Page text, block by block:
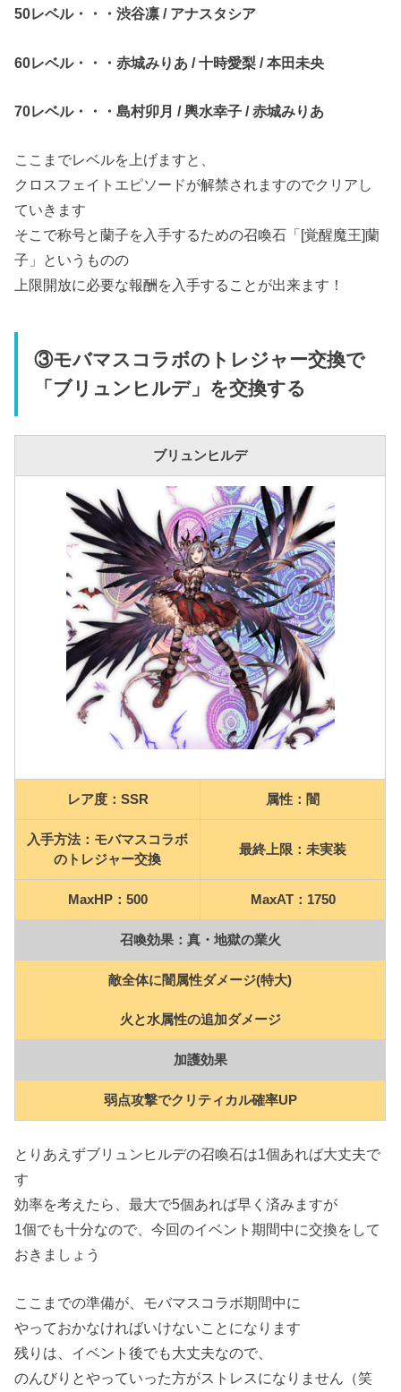
50レベル・・・渋谷凛 / アナスタシア
60レベル・・・赤城みりあ / 十時愛梨 / 本田未央
70レベル・・・島村卯月 / 輿水幸子 / 赤城みりあ
ここまでレベルを上げますと、
クロスフェイトエピソードが解禁されますのでクリアし
ていきます
そこで称号と蘭子を入手するための召喚石「[覚醒魔王]蘭
子」というものの
上限開放に必要な報酬を入手することが出来ます！
③モバマスコラボのトレジャー交換で
「ブリュンヒルデ」を交換する
ブリュンヒルデ
レア度：SSR 属性：闇
入手方法： モバマスコラボ
のトレジャー交換
最終上限：未実装
MaxHP：500 MaxAT：1750
召喚効果：真・地獄の業火
敵全体に闇属性ダメージ(特大)
火と水属性の追加ダメージ
加護効果
弱点攻撃でクリティカル確率UP
とりあえずブリュンヒルデの召喚石は1個あれば大丈夫で
す
効率を考えたら、最大で5個あれば早く済みますが
1個でも十分なので、今回のイベント期間中に交換をして
おきましょう
ここまでの準備が、モバマスコラボ期間中に
やっておかなければいけないことになります
残りは、イベント後でも大丈夫なので、
のんびりとやっていった方がストレスになりません（笑